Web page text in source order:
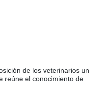
de los veterinarios un
reúne el conocimiento de